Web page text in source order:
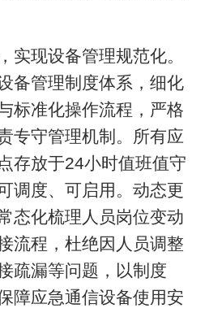
实现设备管理规范化。
备管理制度体系，细化
标准化操作流程，严格
专守管理机制。所有应
存放于24小时值班值守
调度、可启用。动态更
态化梳理人员岗位变动
流程，杜绝因人员调整
疏漏等问题，以制度
障应急通信设备使用安